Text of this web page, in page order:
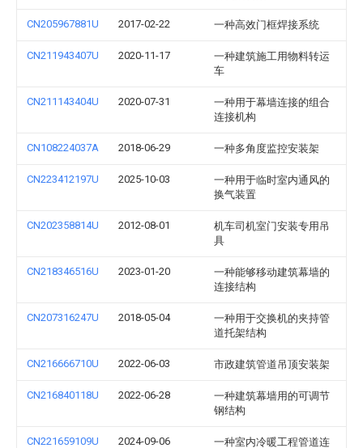
CN205967881U 2017-02-22 一种高效门框焊接系统
CN211943407U 2020-11-17
一种建筑施工用物料转运
车
CN211143404U 2020-07-31
一种用于幕墙连接的组合
连接机构
CN108224037A 2018-06-29 一种多角度监控安装架
CN223412197U 2025-10-03
一种用于临时室内通风的
换气装置
CN202358814U 2012-08-01
机车司机室门安装专用吊
具
CN218346516U 2023-01-20
一种能够移动建筑幕墙的
连接结构
CN207316247U 2018-05-04
一种用于交换机的夹持管
道托架结构
CN216666710U 2022-06-03 市政建筑管道吊顶安装架
CN216840118U 2022-06-28
一种建筑幕墙用的可调节
钢结构
CN221659109U 2024-09-06
一种室内冷暖工程管道连